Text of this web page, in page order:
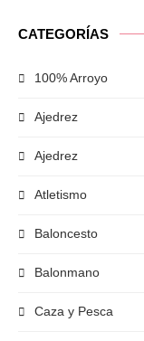
CATEGORÍAS
100% Arroyo
Ajedrez
Ajedrez
Atletismo
Baloncesto
Balonmano
Caza y Pesca